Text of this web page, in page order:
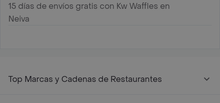
15 días de envíos gratis con Kw Waffles en
Neiva
Top Marcas y Cadenas de Restaurantes